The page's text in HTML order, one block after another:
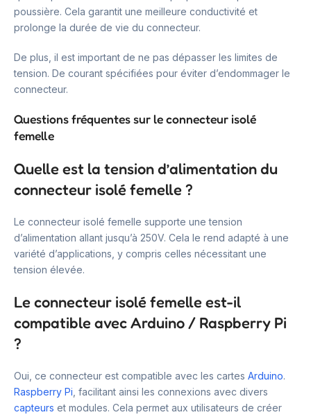
poussière. Cela garantit une meilleure conductivité et
prolonge la durée de vie du connecteur.
De plus, il est important de ne pas dépasser les limites de
tension. De courant spécifiées pour éviter d’endommager le
connecteur.
Questions fréquentes sur le connecteur isolé
femelle
Quelle est la tension d’alimentation du
connecteur isolé femelle ?
Le connecteur isolé femelle supporte une tension
d’alimentation allant jusqu’à 250V. Cela le rend adapté à une
variété d’applications, y compris celles nécessitant une
tension élevée.
Le connecteur isolé femelle est-il
compatible avec Arduino / Raspberry Pi
?
Oui, ce connecteur est compatible avec les cartes Arduino.
Raspberry Pi , facilitant ainsi les connexions avec divers
capteurs et modules. Cela permet aux utilisateurs de créer